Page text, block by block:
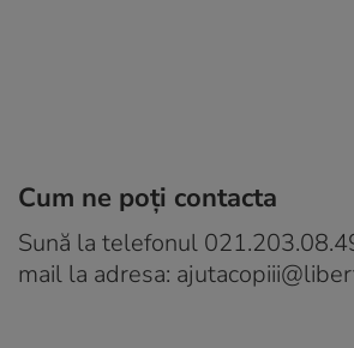
Cum ne poţi contacta
Sună la telefonul
mail la adresa: